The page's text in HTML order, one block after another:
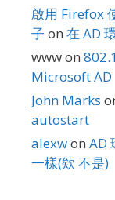
啟用 Firefox
子 on 在 AD
wwwon
Microsoft AD
John Marks
autostart
alexwon AD
一樣(欸 不是)